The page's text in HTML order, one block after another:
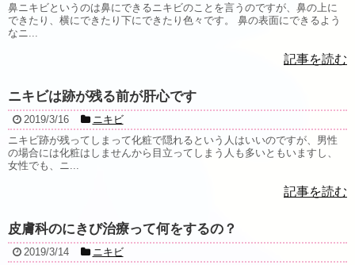
鼻ニキビというのは鼻にできるニキビのことを言うのですが、鼻の上に
できたり、横にできたり下にできたり色々です。 鼻の表面にできるよう
なニ...
記事を読む
ニキビは跡が残る前が肝心です
2019/3/16
ニキビ
ニキビ跡が残ってしまって化粧で隠れるという人はいいのですが、男性
の場合には化粧はしませんから目立ってしまう人も多いともいますし、
女性でも、ニ...
記事を読む
皮膚科のにきび治療って何をするの？
2019/3/14
ニキビ